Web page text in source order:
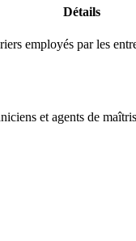
Détails
employés par les
et agents de